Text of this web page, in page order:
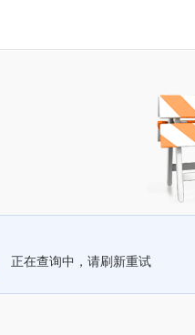
正在查询中，请刷新重试